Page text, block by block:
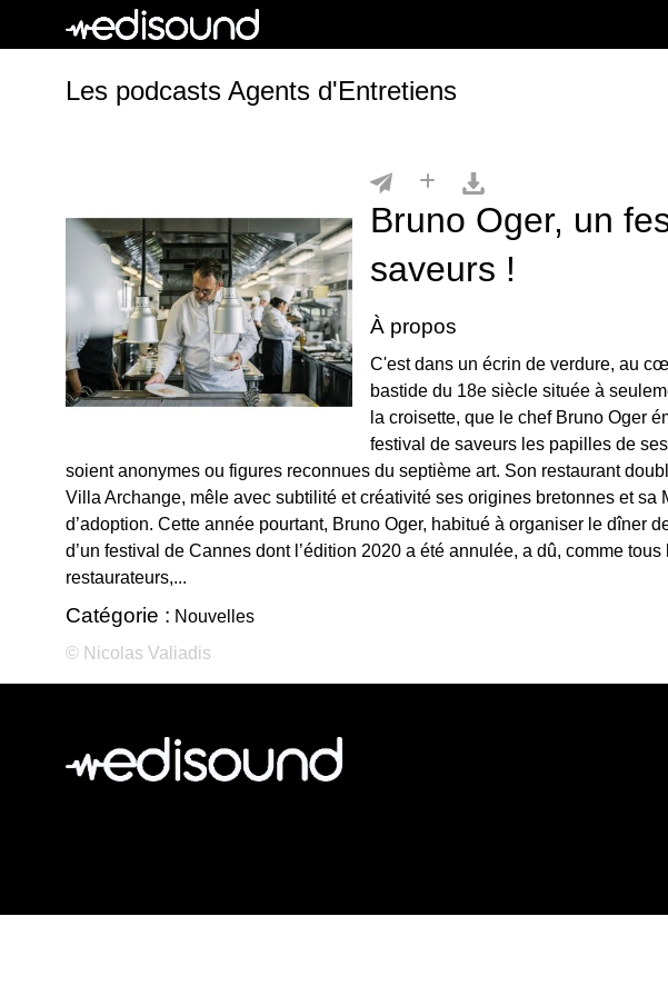
Les podcasts Agents d'Entretiens
Bruno Oger, un
saveurs !
À propos
C'est dans un écrin de verdure, au
bastide du 18e siècle située à
la croisette, que le chef Bruno Oger
festival de saveurs les papilles de
soient anonymes ou figures reconnues du septième art. Son restaurant
Villa Archange, mêle avec subtilité et créativité ses origines bretonnes et sa
d’adoption. Cette année pourtant, Bruno Oger, habitué à organiser le dîner
d’un festival de Cannes dont l’édition 2020 a été annulée, a dû, comme tous
restaurateurs,...
Catégorie : Nouvelles
© Nicolas Valiadis